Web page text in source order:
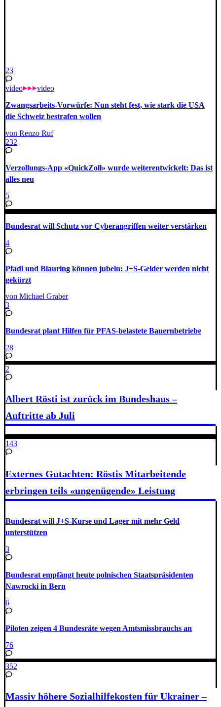
23
video video
Zwangsarbeits-Vorwürfe: Nun steht fest, wie stark die USA
die Schweiz bestrafen wollen
von Renzo Ruf
232
Verzollungs-App «QuickZoll» wurde weiterentwickelt: Das ist
alles neu
5
Bundesrat will Schutz vor Cyberangriffen weiter verstärken
4
Pfadi und Blauring können jubeln: J+S-Gelder werden nicht
gekürzt
von Michael Graber
3
Bundesrat plant Hilfen für PFAS-belastete Bauernbetriebe
28
2
Albert Rösti ist zurück im Bundeshaus –
Auftritte ab Juli
143
Externes Gutachten: Röstis Mitarbeitende
erbringen teils «ungenügende» Leistung
Bundesrat will J+S-Kurse und Lager mit mehr Geld
unterstützen
3
Bundesrat empfängt heute polnischen Staatspräsidenten
Nawrocki in Bern
6
Piloten zeigen 4 Bundesräte wegen Amtsmissbrauchs an
76
352
Massiv höhere Sozialhilfekosten für Ukrainer –